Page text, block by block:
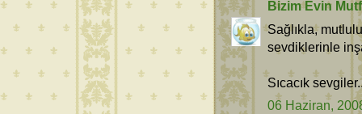
Bizim Evin
Sağlıkla,
sevdiklerinle
Sıcacık
06 Haziran,